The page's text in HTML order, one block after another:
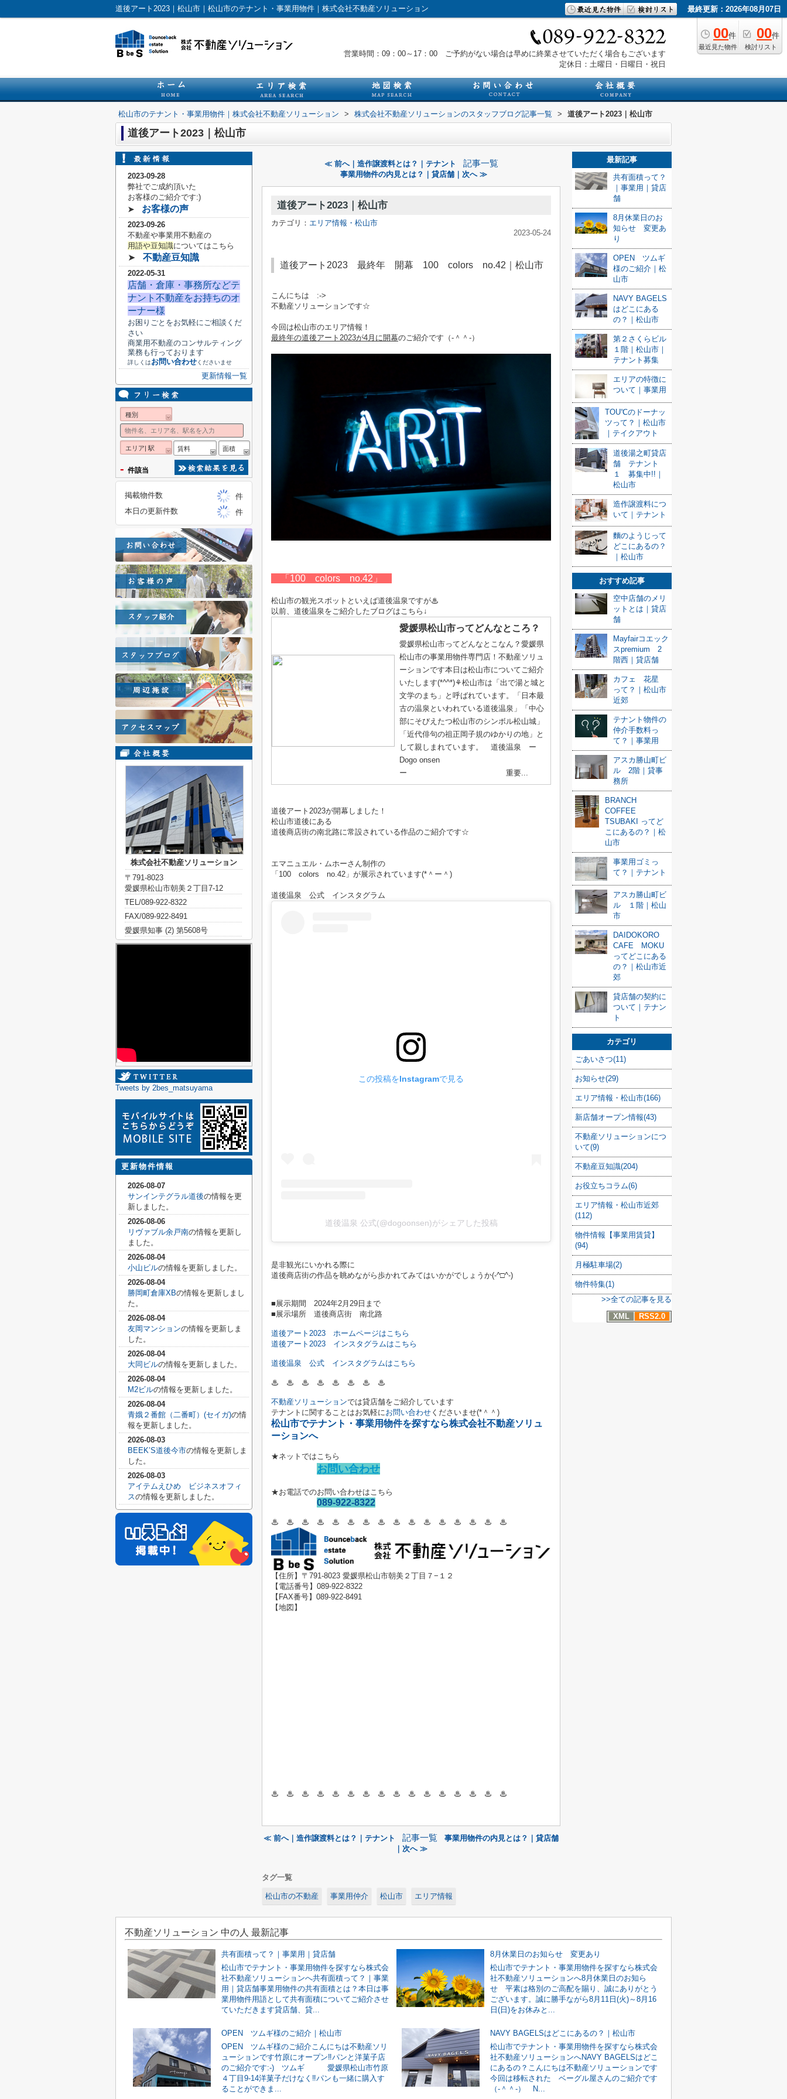
道後アート2023｜松山市｜松山市のテナント・事業用物件｜株式会社不動産ソリューション 最終更新：2026年08月07日
00件
最近見た物件
00件
検討リスト
営業時間：09：00～17：00 ご予約がない場合は早めに終業させていただく場合もございます
定休日：土曜日・日曜日・祝日
松山市のテナント・事業用物件｜株式会社不動産ソリューション > 株式会社不動産ソリューションのスタッフブログ記事一覧 > 道後アート2023｜松山市
道後アート2023｜松山市
≪ 前へ｜造作譲渡料とは？｜テナント 記事一覧
事業用物件の内見とは？｜貸店舗｜次へ ≫
道後アート2023｜松山市
カテゴリ： エリア情報・松山市
2023-05-24
道後アート2023 最終年 開幕 100 colors no.42｜松山市
こんにちは :->
不動産ソリューションです☆
今回は松山市のエリア情報！
最終年の道後アート 2023が4月に開幕のご紹介です （‐＾＾‐）
「 100 colors no.42 」
松山市の観光スポットといえば道後温泉ですが♨
以前、道後温泉をご紹介したブログはこちら↓
愛媛県松山市ってどんなところ？
愛媛県松山市ってどんなとこなん？愛媛県
松山市の事業用物件専門店！不動産ソリュ
ーションです本日は松山市についてご紹介
いたします(*^^*)⚘松山市は「出で湯と城と
文学のまち」と呼ばれています。「日本最
古の温泉といわれている道後温泉」「中心
部にそびえたつ松山市のシンボル松山城」
「近代俳句の祖正岡子規のゆかりの地」と
して親しまれています。 道後温泉 ー
Dogo onsen
ー 重要...
道後アート2023が開幕しました！
松山市道後にある
道後商店街の南北路に常設されている作品のご紹介です☆
エマニュエル・ムホーさん制作の
「100 colors no.42 」が展示されています(*＾ー＾)
道後温泉 公式 インスタグラム
この投稿をInstagramで見る
道後温泉 公式(@dogoonsen)がシェアした投稿
是非観光にいかれる際に
道後商店街の作品を眺めながら歩かれてみてはいかがでしょうか(-^□^-)
■展示期間 2024年2月29日まで
■展示場所 道後商店街 南北路
道後アート2023 ホームページはこちら
道後アート2023 インスタグラムはこちら
道後温泉 公式 インスタグラムはこちら
♨ ♨ ♨ ♨ ♨ ♨ ♨ ♨
不動産ソリューションでは貸店舗をご紹介しています
テナントに関することはお気軽に お問い合わせ くださいませ(*＾＾)
松山市でテナント・事業用物件を探すなら株式会社不動産ソリュ
ーションへ
★ネットではこちら
お問い合わせ
★お電話でのお問い合わせはこちら
089-922-8322
♨ ♨ ♨ ♨ ♨ ♨ ♨ ♨ ♨ ♨ ♨ ♨ ♨ ♨ ♨ ♨
【住所】〒791-8023 愛媛県松山市朝美２丁目７−１２
【電話番号】089-922-8322
【FAX番号】089-922-8491
【地図】
♨ ♨ ♨ ♨ ♨ ♨ ♨ ♨ ♨ ♨ ♨ ♨ ♨ ♨ ♨ ♨
≪ 前へ｜造作譲渡料とは？｜テナント 記事一覧
事業用物件の内見とは？｜貸店舗
｜次へ ≫
タグ一覧
松山市の不動産 事業用仲介 松山市 エリア情報
最新記事
共有面積って？
｜事業用｜貸店
舗
8月休業日のお
知らせ 変更あ
り
OPEN ツムギ
様のご紹介｜松
山市
NAVY BAGELS
はどこにある
の？｜松山市
第２さくらビル
１階｜松山市｜
テナント募集
エリアの特徴に
ついて｜事業用
TOU℃のドーナッ
ツって？｜松山市
｜テイクアウト
道後湯之町貸店
舗 テナント
１ 募集中!!｜
松山市
造作譲渡料につ
いて｜テナント
麵のようじって
どこにあるの？
｜松山市
おすすめ記事
空中店舗のメリ
ットとは｜貸店
舗
Mayfairコエック
スpremium 2
階西｜貸店舗
カフェ 花星
って？｜松山市
近郊
テナント物件の
仲介手数料っ
て？｜事業用
アスカ勝山町ビ
ル 2階｜貸事
務所
BRANCH
COFFEE
TSUBAKI ってど
こにあるの？｜松
山市
事業用ゴミっ
て？｜テナント
アスカ勝山町ビ
ル １階｜松山
市
DAIDOKORO
CAFE MOKU
ってどこにある
の？｜松山市近
郊
貸店舗の契約に
ついて｜テナン
ト
カテゴリ
ごあいさつ(11)
お知らせ(29)
エリア情報・松山市(166)
新店舗オープン情報(43)
不動産ソリューションにつ
いて(9)
不動産豆知識(204)
お役立ちコラム(6)
エリア情報・松山市近郊
(112)
物件情報【事業用賃貸】
(94)
月極駐車場(2)
物件特集(1)
>>全ての記事を見る
XML
RSS2.0
2023-09-28
弊社でご成約頂いた
お客様のご紹介です:)
➤
お客様の声
2023-09-26
不動産や事業用不動産の
用語や豆知識についてはこちら
➤ 不動産豆知識
2022-05-31
店舗・倉庫・事務所などテ
ナント不動産をお持ちのオ
ーナー様
お困りごとをお気軽にご相談くだ
さい
商業用不動産のコンサルティング
業務も行っております
詳しくはお問い合わせくださいませ
更新情報一覧
種別
エリア| 駅 賃料 面積
- 件該当
掲載物件数
件
本日の更新件数
件
株式会社不動産ソリューション
〒791-8023
愛媛県松山市朝美２丁目7-12
TEL/089-922-8322
FAX/089-922-8491
愛媛県知事 (2) 第5608号
Tweets by 2bes_matsuyama
更新物件情報
2026-08-07
サンインテグラル道後の情報を更
新しました。
2026-08-06
リヴァブル余戸南の情報を更新し
ました。
2026-08-04
小山ビルの情報を更新しました。
2026-08-04
勝岡町倉庫XBの情報を更新しまし
た。
2026-08-04
友岡マンションの情報を更新しま
した。
2026-08-04
大同ビルの情報を更新しました。
2026-08-04
M2ビルの情報を更新しました。
2026-08-04
青娥２番館（二番町）(セイガ)の情
報を更新しました。
2026-08-03
BEEK’S道後今市の情報を更新しま
した。
2026-08-03
アイテムえひめ ビジネスオフィ
スの情報を更新しました。
不動産ソリューション 中の人 最新記事
共有面積って？｜事業用｜貸店舗
松山市でテナント・事業用物件を探すなら株式会
社不動産ソリューションへ共有面積って？｜事業
用｜貸店舗事業用物件の共有面積とは？本日は事
業用物件用語として共有面積についてご紹介させ
ていただきます貸店舗、貸...
8月休業日のお知らせ 変更あり
松山市でテナント・事業用物件を探すなら株式会
社不動産ソリューションへ8月休業日のお知ら
せ 平素は格別のご高配を賜り、誠にありがとう
ございます。誠に勝手ながら8月11日(火)～8月16
日(日)をお休みと...
OPEN ツムギ様のご紹介｜松山市
OPEN ツムギ様のご紹介こんにちは不動産ソリ
ューションです竹原にオープン‼パンと洋菓子店
のご紹介です:-) ツムギ 愛媛県松山市竹原
４丁目9-14洋菓子だけなく‼パンも一緒に購入す
ることができま...
NAVY BAGELSはどこにあるの？｜松山市
松山市でテナント・事業用物件を探すなら株式会
社不動産ソリューションへNAVY BAGELSはどこ
にあるの？こんにちは不動産ソリューションです
今回は移転された ベーグル屋さんのご紹介です
（‐＾＾‐） N...